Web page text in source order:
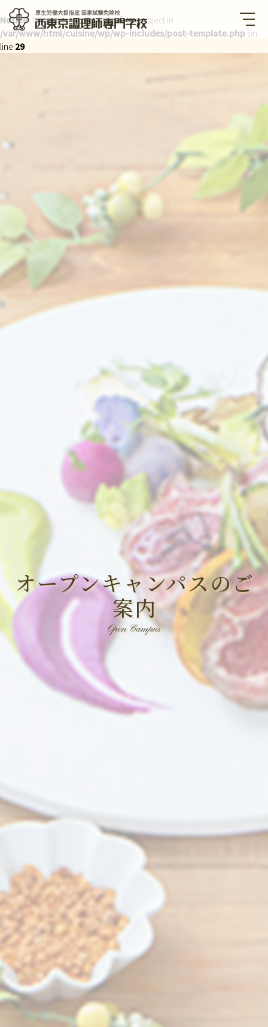
Notice: Trying to get property of non-object in
/var/www/html/cuisine/wp/wp-includes/post-template.php on
line 29
西東京調理師専門学校 厚生労
オープンキャンパスのご
案内
Open Campus